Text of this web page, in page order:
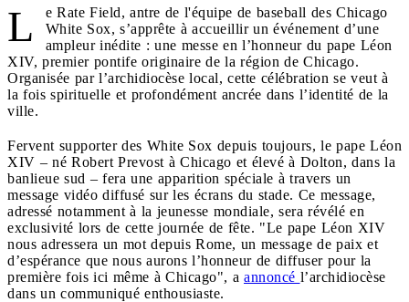
L
e Rate Field, antre de l'équipe de baseball des Chicago
White Sox, s’apprête à accueillir un événement d’une
ampleur inédite : une messe en l’honneur du pape Léon
XIV, premier pontife originaire de la région de Chicago.
Organisée par l’archidiocèse local, cette célébration se veut à
la fois spirituelle et profondément ancrée dans l’identité de la
ville.
Fervent supporter des White Sox depuis toujours, le pape Léon
XIV – né Robert Prevost à Chicago et élevé à Dolton, dans la
banlieue sud – fera une apparition spéciale à travers un
message vidéo diffusé sur les écrans du stade. Ce message,
adressé notamment à la jeunesse mondiale, sera révélé en
exclusivité lors de cette journée de fête. "Le pape Léon XIV
nous adressera un mot depuis Rome, un message de paix et
d’espérance que nous aurons l’honneur de diffuser pour la
première fois ici même à Chicago", a annoncé l’archidiocèse
dans un communiqué enthousiaste.